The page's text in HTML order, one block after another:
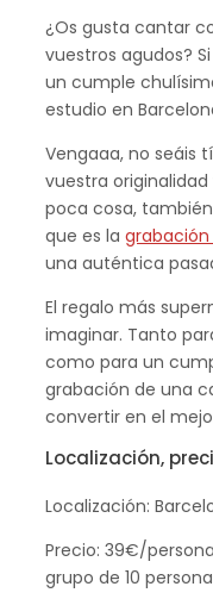
¿Os gusta cantar
vuestros agudos?
un cumple
estudio en
Vengaaa, no seáis
vuestra
poca cosa,
que es la
una auténtica
El regalo más
imaginar. Tanto
como para un
grabación de una
convertir en el
Localización,
Localización:
Precio: 39€/
grupo de 10